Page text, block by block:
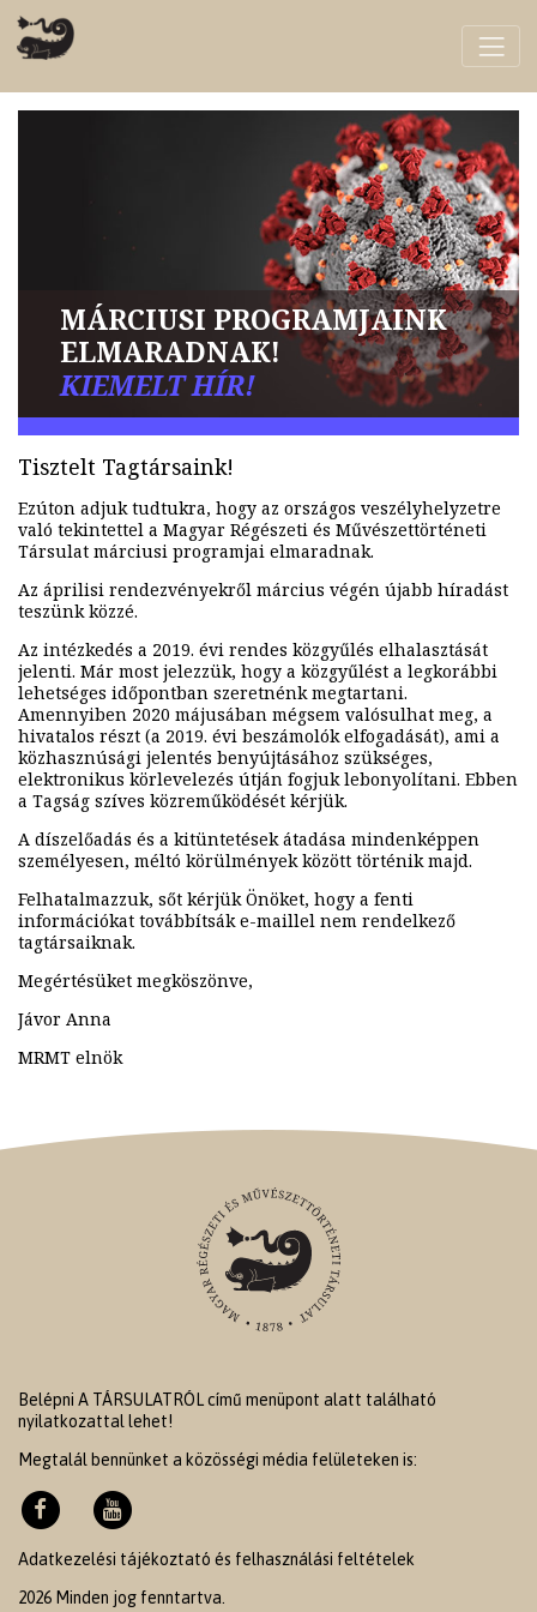
MÁRCIUSI PROGRAMJAINK
ELMARADNAK!
KIEMELT HÍR!
Tisztelt Tagtársaink!
Ezúton adjuk tudtukra, hogy az országos veszélyhelyzetre
való tekintettel a Magyar Régészeti és Művészettörténeti
Társulat márciusi programjai elmaradnak.
Az áprilisi rendezvényekről március végén újabb híradást
teszünk közzé.
Az intézkedés a 2019. évi rendes közgyűlés elhalasztását
jelenti. Már most jelezzük, hogy a közgyűlést a legkorábbi
lehetséges időpontban szeretnénk megtartani.
Amennyiben 2020 májusában mégsem valósulhat meg, a
hivatalos részt (a 2019. évi beszámolók elfogadását), ami a
közhasznúsági jelentés benyújtásához szükséges,
elektronikus körlevelezés útján fogjuk lebonyolítani. Ebben
a Tagság szíves közreműködését kérjük.
A díszelőadás és a kitüntetések átadása mindenképpen
személyesen, méltó körülmények között történik majd.
Felhatalmazzuk, sőt kérjük Önöket, hogy a fenti
információkat továbbítsák e-maillel nem rendelkező
tagtársaiknak.
Megértésüket megköszönve,
Jávor Anna
MRMT elnök
Belépni A TÁRSULATRÓL című menüpont alatt található
nyilatkozattal lehet!
Megtalál bennünket a közösségi média felületeken is:
Adatkezelési tájékoztató és felhasználási feltételek
2026 Minden jog fenntartva.